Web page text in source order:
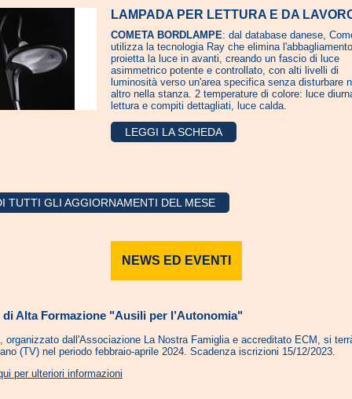
LAMPADA PER LETTURA E DA
COMETA BORDLAMPE: dal database danese,
utilizza la tecnologia Ray che elimina
proietta la luce in avanti, creando un fascio di luce
asimmetrico potente e controllato, con alti livelli di
luminosità verso un'area specifica senza disturbare
altro nella stanza. 2 temperature di colore: luce
lettura e compiti dettagliati, luce calda.
LEGGI LA SCHEDA
TUTTI GLI AGGIORNAMENTI DEL MESE
NEWS ED EVENTI
di Alta Formazione "Ausili per l’Autonomia"
organizzato dall'Associazione La Nostra Famiglia e accreditato ECM, si
(TV) nel periodo febbraio-aprile 2024. Scadenza iscrizioni 15/12/2023.
per ulteriori informazioni